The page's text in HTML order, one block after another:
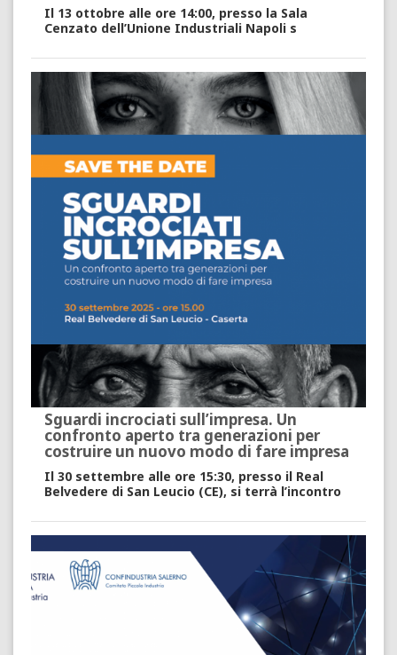
Il 13 ottobre alle ore 14:00, presso la Sala
Cenzato dell’Unione Industriali Napoli s
Sguardi incrociati sull’impresa. Un
confronto aperto tra generazioni per
costruire un nuovo modo di fare impresa
Il 30 settembre alle ore 15:30, presso il Real
Belvedere di San Leucio (CE), si terrà l’incontro